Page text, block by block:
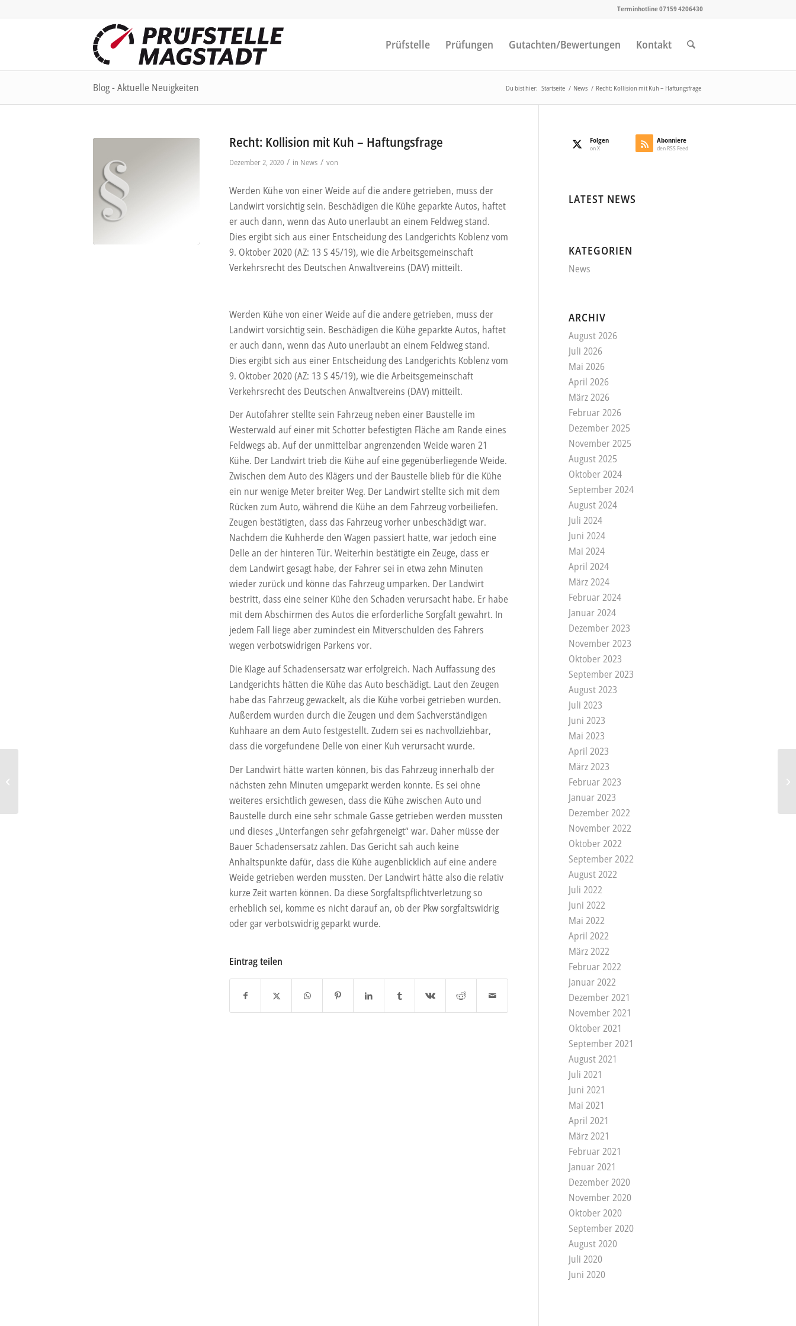
Terminhotline 07159 4206430
Prüfstelle Prüfungen Gutachten/Bewertungen Kontakt
Blog - Aktuelle Neuigkeiten Du bist hier: Startseite / News / Recht: Kollision mit Kuh – Haftungsfrage
Recht: Kollision mit Kuh – Haftungsfrage
Dezember 2, 2020 / in News / von
Werden Kühe von einer Weide auf die andere getrieben, muss der
Landwirt vorsichtig sein. Beschädigen die Kühe geparkte Autos, haftet
er auch dann, wenn das Auto unerlaubt an einem Feldweg stand.
Dies ergibt sich aus einer Entscheidung des Landgerichts Koblenz vom
9. Oktober 2020 (AZ: 13 S 45/19), wie die Arbeitsgemeinschaft
Verkehrsrecht des Deutschen Anwaltvereins (DAV) mitteilt.
Werden Kühe von einer Weide auf die andere getrieben, muss der
Landwirt vorsichtig sein. Beschädigen die Kühe geparkte Autos, haftet
er auch dann, wenn das Auto unerlaubt an einem Feldweg stand.
Dies ergibt sich aus einer Entscheidung des Landgerichts Koblenz vom
9. Oktober 2020 (AZ: 13 S 45/19), wie die Arbeitsgemeinschaft
Verkehrsrecht des Deutschen Anwaltvereins (DAV) mitteilt.
Der Autofahrer stellte sein Fahrzeug neben einer Baustelle im
Westerwald auf einer mit Schotter befestigten Fläche am Rande eines
Feldwegs ab. Auf der unmittelbar angrenzenden Weide waren 21
Kühe. Der Landwirt trieb die Kühe auf eine gegenüberliegende Weide.
Zwischen dem Auto des Klägers und der Baustelle blieb für die Kühe
ein nur wenige Meter breiter Weg. Der Landwirt stellte sich mit dem
Rücken zum Auto, während die Kühe an dem Fahrzeug vorbeiliefen.
Zeugen bestätigten, dass das Fahrzeug vorher unbeschädigt war.
Nachdem die Kuhherde den Wagen passiert hatte, war jedoch eine
Delle an der hinteren Tür. Weiterhin bestätigte ein Zeuge, dass er
dem Landwirt gesagt habe, der Fahrer sei in etwa zehn Minuten
wieder zurück und könne das Fahrzeug umparken. Der Landwirt
bestritt, dass eine seiner Kühe den Schaden verursacht habe. Er habe
mit dem Abschirmen des Autos die erforderliche Sorgfalt gewahrt. In
jedem Fall liege aber zumindest ein Mitverschulden des Fahrers
wegen verbotswidrigen Parkens vor.
Die Klage auf Schadensersatz war erfolgreich. Nach Auffassung des
Landgerichts hätten die Kühe das Auto beschädigt. Laut den Zeugen
habe das Fahrzeug gewackelt, als die Kühe vorbei getrieben wurden.
Außerdem wurden durch die Zeugen und dem Sachverständigen
Kuhhaare an dem Auto festgestellt. Zudem sei es nachvollziehbar,
dass die vorgefundene Delle von einer Kuh verursacht wurde.
Der Landwirt hätte warten können, bis das Fahrzeug innerhalb der
nächsten zehn Minuten umgeparkt werden konnte. Es sei ohne
weiteres ersichtlich gewesen, dass die Kühe zwischen Auto und
Baustelle durch eine sehr schmale Gasse getrieben werden mussten
und dieses „Unterfangen sehr gefahrgeneigt“ war. Daher müsse der
Bauer Schadensersatz zahlen. Das Gericht sah auch keine
Anhaltspunkte dafür, dass die Kühe augenblicklich auf eine andere
Weide getrieben werden mussten. Der Landwirt hätte also die relativ
kurze Zeit warten können. Da diese Sorgfaltspflichtverletzung so
erheblich sei, komme es nicht darauf an, ob der Pkw sorgfaltswidrig
oder gar verbotswidrig geparkt wurde.
Eintrag teilen
Folgen
on X
Abonniere
den RSS Feed
LATEST NEWS
KATEGORIEN
News
ARCHIV
August 2026
Juli 2026
Mai 2026
April 2026
März 2026
Februar 2026
Dezember 2025
November 2025
August 2025
Oktober 2024
September 2024
August 2024
Juli 2024
Juni 2024
Mai 2024
April 2024
März 2024
Februar 2024
Januar 2024
Dezember 2023
November 2023
Oktober 2023
September 2023
August 2023
Juli 2023
Juni 2023
Mai 2023
April 2023
März 2023
Februar 2023
Januar 2023
Dezember 2022
November 2022
Oktober 2022
September 2022
August 2022
Juli 2022
Juni 2022
Mai 2022
April 2022
März 2022
Februar 2022
Januar 2022
Dezember 2021
November 2021
Oktober 2021
September 2021
August 2021
Juli 2021
Juni 2021
Mai 2021
April 2021
März 2021
Februar 2021
Januar 2021
Dezember 2020
November 2020
Oktober 2020
September 2020
August 2020
Juli 2020
Juni 2020